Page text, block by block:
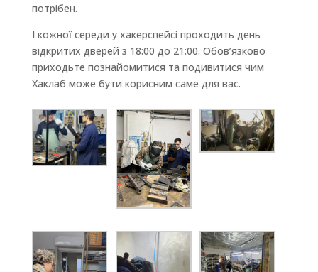
потрібен.
І кожної середи у хакерспейсі проходить день
відкритих дверей з 18:00 до 21:00. Обов’язково
приходьте познайомитися та подивитися чим
Хаклаб може бути корисним саме для вас.